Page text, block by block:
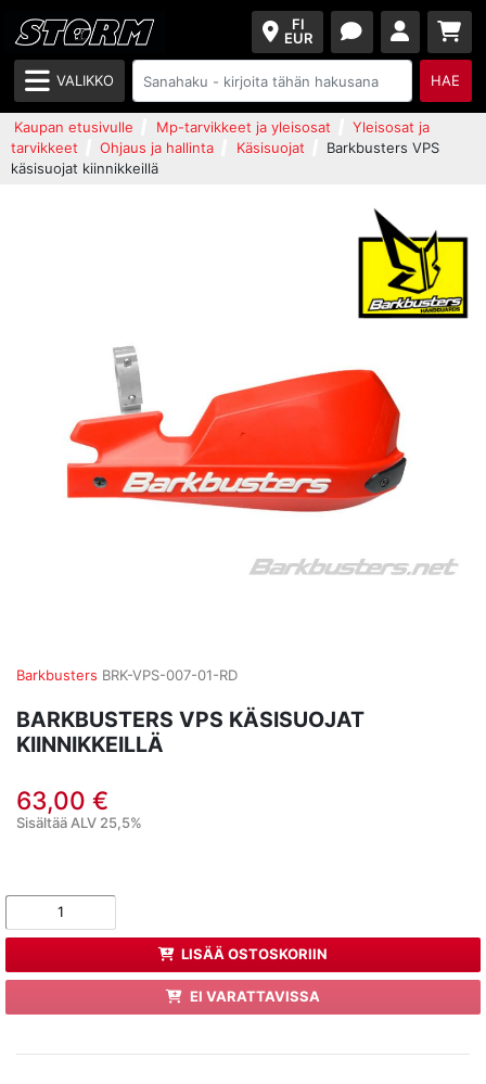
FI
EUR
VALIKKO HAE
Kaupan etusivulle Mp-tarvikkeet ja yleisosat
Yleisosat ja
tarvikkeet
Ohjaus ja hallinta Käsisuojat
Barkbusters VPS
käsisuojat kiinnikkeillä
Barkbusters BRK-VPS-007-01-RD
BARKBUSTERS VPS KÄSISUOJAT
KIINNIKKEILLÄ
63,00 €
Sisältää ALV 25,5%
LISÄÄ OSTOSKORIIN
EI VARATTAVISSA